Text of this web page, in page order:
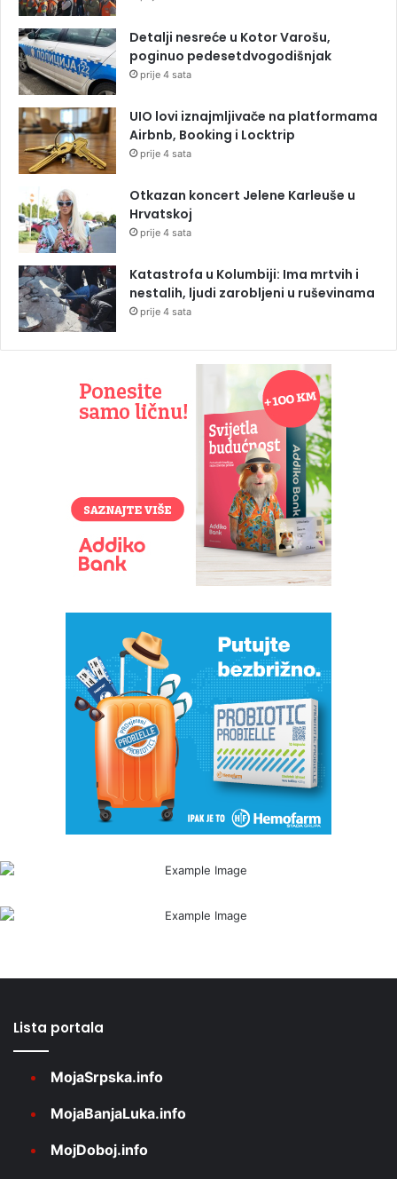
Detalji nesreće u Kotor Varošu,
poginuo pedesetdvogodišnjak
prije 4 sata
UIO lovi iznajmljivače na platformama
Airbnb, Booking i Locktrip
prije 4 sata
Otkazan koncert Jelene Karleuše u
Hrvatskoj
prije 4 sata
Katastrofa u Kolumbiji: Ima mrtvih i
nestalih, ljudi zarobljeni u ruševinama
prije 4 sata
Lista portala
MojaSrpska.info
MojaBanjaLuka.info
MojDoboj.info